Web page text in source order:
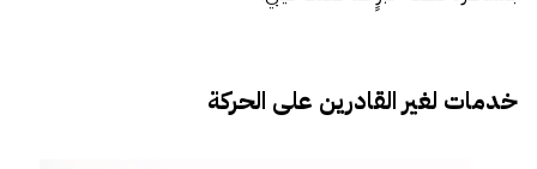
خدمات لغير القادرين على الحركة